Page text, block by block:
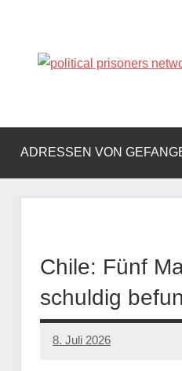
springen
ADRESSEN VON
Chile: Fünf
schuldig
8. Juli 2026
network